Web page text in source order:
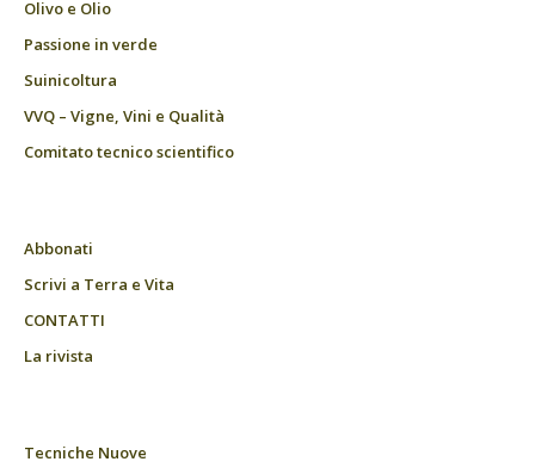
Olivo e Olio
Passione in verde
Suinicoltura
VVQ – Vigne, Vini e Qualità
Comitato tecnico scientifico
Abbonati
Scrivi a Terra e Vita
CONTATTI
La rivista
Tecniche Nuove